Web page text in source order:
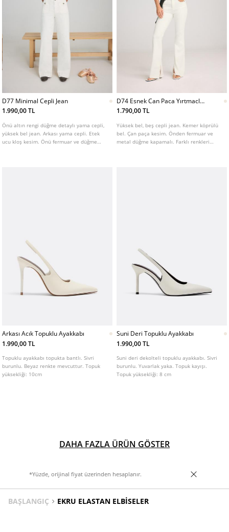
D77 Minimal Cepli Jean
1.990,00 TL
Önü altın rengi düğme detaylı yama cepli,
yüksek bel jean. Arkası yama cepli. Etek
ucu kloş kesim. Önü fermuar ve düğme
D74 Esnek Can Paca Yırtmaclı
Jean
1.790,00 TL
Yüksek bel, beş cepli jean. Kemer köprülü
bel. Çan paça kesim. Önden fermuar ve
metal düğme kapamalı. Farklı renkleri
Arkası Acık Topuklu Ayakkabı
1.990,00 TL
Topuklu ayakkabı topukta bantlı. Sivri
burunlu. Beyaz renkte mevcuttur. Topuk
yüksekliği: 10cm
Suni Deri Topuklu Ayakkabı
1.990,00 TL
Suni deri dekolteli topuklu ayakkabı. Sivri
burunlu. Yuvarlak yaka. Topuk kayışı.
Topuk yüksekliği: 8 cm
DAHA FAZLA ÜRÜN GÖSTER
*Yüzde, orijinal fiyat üzerinden hesaplanır.
BAŞLANGIÇ EKRU ELASTAN ELBISELER